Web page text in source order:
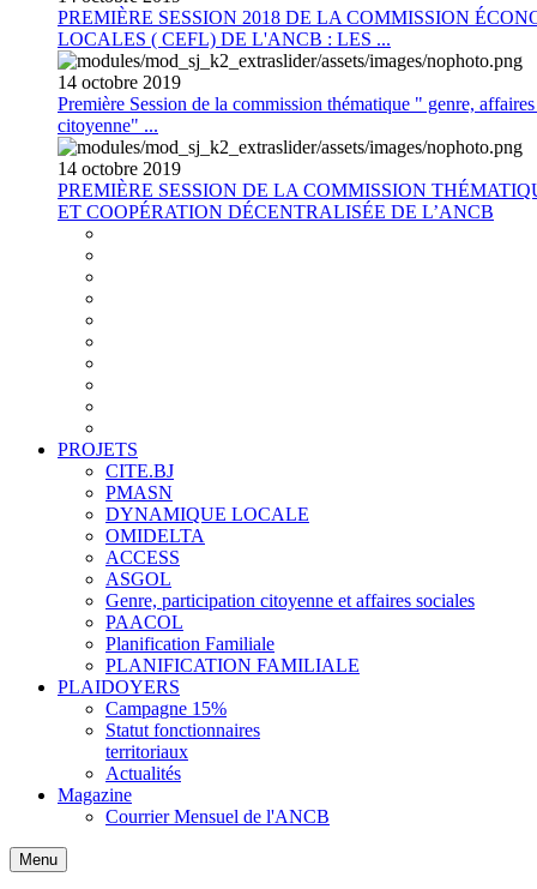
PREMIÈRE SESSION 2018 DE LA COMMISSION
LOCALES ( CEFL) DE L'ANCB : LES ...
14 octobre 2019
Première Session de la commission thématique " genre,
citoyenne" ...
14 octobre 2019
PREMIÈRE SESSION DE LA COMMISSION
ET COOPÉRATION DÉCENTRALISÉE DE L’ANCB
PROJETS
CITE.BJ
PMASN
DYNAMIQUE LOCALE
OMIDELTA
ACCESS
ASGOL
Genre, participation citoyenne et affaires sociales
PAACOL
Planification Familiale
PLANIFICATION FAMILIALE
PLAIDOYERS
Campagne 15%
Statut fonctionnaires
territoriaux
Actualités
Magazine
Courrier Mensuel de l'ANCB
Menu